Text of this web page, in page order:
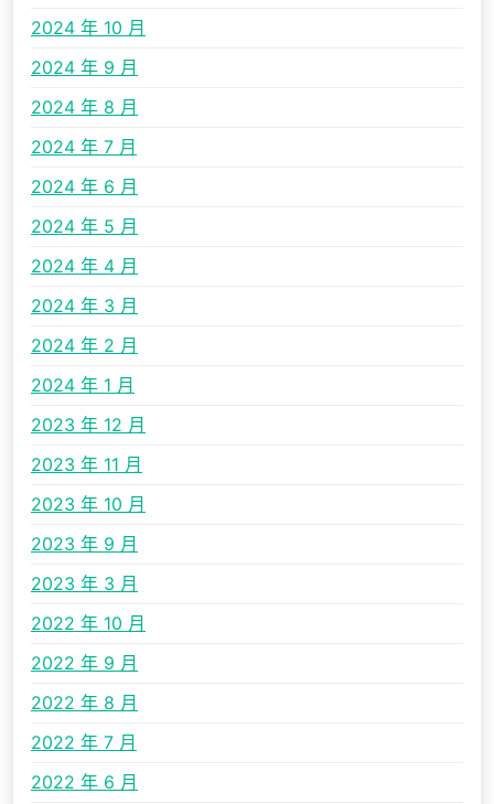
2024 年 10 月
2024 年 9 月
2024 年 8 月
2024 年 7 月
2024 年 6 月
2024 年 5 月
2024 年 4 月
2024 年 3 月
2024 年 2 月
2024 年 1 月
2023 年 12 月
2023 年 11 月
2023 年 10 月
2023 年 9 月
2023 年 3 月
2022 年 10 月
2022 年 9 月
2022 年 8 月
2022 年 7 月
2022 年 6 月